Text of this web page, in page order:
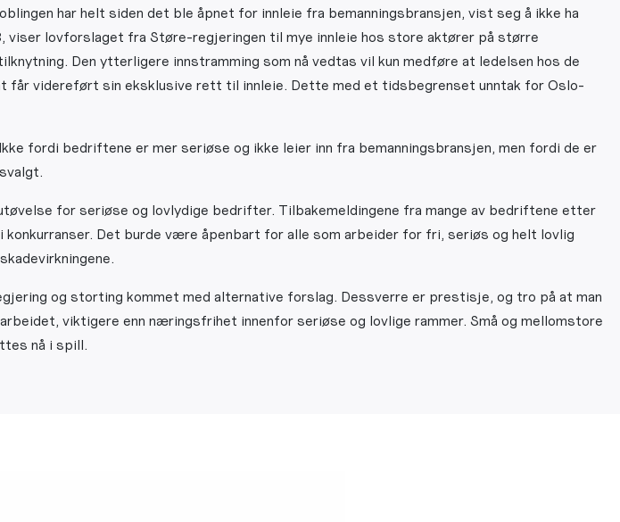
har helt siden det ble åpnet for innleie fra bemanningsbransjen, vist seg å ikke ha
lovforslaget fra Støre-regjeringen til mye innleie hos store aktører på større
Den ytterligere innstramming som nå vedtas vil kun medføre at ledelsen hos de
får videreført sin eksklusive rett til innleie. Dette med et tidsbegrenset unntak for Oslo-
fordi bedriftene er mer seriøse og ikke leier inn fra bemanningsbransjen, men fordi de er
for seriøse og lovlydige bedrifter. Tilbakemeldingene fra mange av bedriftene etter
Det burde være åpenbart for alle som arbeider for fri, seriøs og helt lovlig
og storting kommet med alternative forslag. Dessverre er prestisje, og tro på at man
viktigere enn næringsfrihet innenfor seriøse og lovlige rammer. Små og mellomstore
nå i spill.